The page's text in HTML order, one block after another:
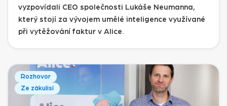
vyzpovídali CEO společnosti Lukáše Neumanna,
který stojí za vývojem umělé inteligence využívané
při vytěžování faktur v Alice.
Rozhovor
Ze zákulisí